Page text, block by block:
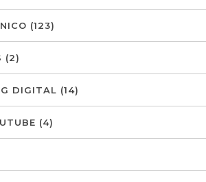
(123)
(2)
DIGITAL (14)
(4)